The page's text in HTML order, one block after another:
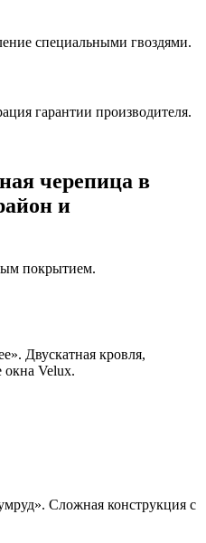
специальными гвоздями.
гарантии производителя.
черепица в
и
покрытием.
Двускатная кровля,
окна Velux.
Сложная конструкция с